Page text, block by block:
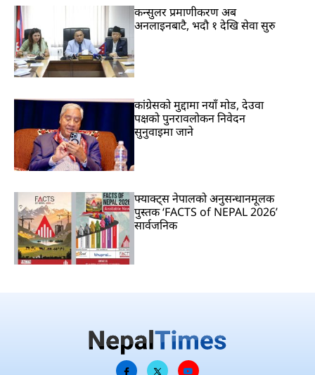
कन्सुलर प्रमाणीकरण अब
अनलाइनबाटै, भदौ १ देखि सेवा सुरु
कांग्रेसको मुद्दामा नयाँ मोड, देउवा
पक्षको पुनरावलोकन निवेदन
सुनुवाइमा जाने
फ्याक्ट्स नेपालको अनुसन्धानमूलक
पुस्तक ‘FACTS of NEPAL 2026’
सार्वजनिक